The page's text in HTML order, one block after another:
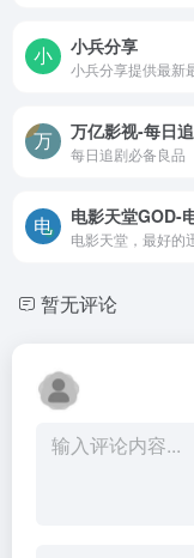
小兵分享
每日追剧必备良品
暂无评论